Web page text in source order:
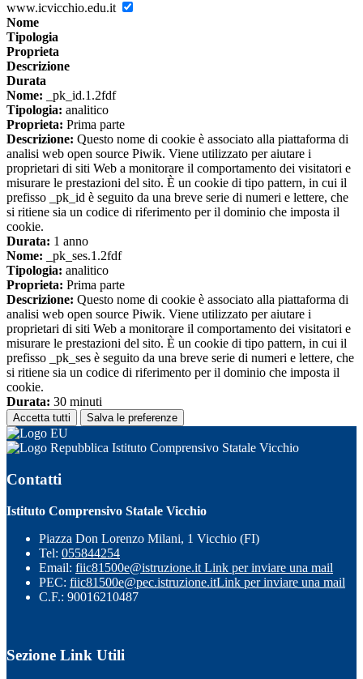
www.icvicchio.edu.it
Nome
Tipologia
Proprieta
Descrizione
Durata
Nome: _pk_id.1.2fdf
Tipologia: analitico
Proprieta: Prima parte
Descrizione: Questo nome di cookie è associato alla piattaforma di
analisi web open source Piwik. Viene utilizzato per aiutare i
proprietari di siti Web a monitorare il comportamento dei visitatori e
misurare le prestazioni del sito. È un cookie di tipo pattern, in cui il
prefisso _pk_id è seguito da una breve serie di numeri e lettere, che
si ritiene sia un codice di riferimento per il dominio che imposta il
cookie.
Durata: 1 anno
Nome: _pk_ses.1.2fdf
Tipologia: analitico
Proprieta: Prima parte
Descrizione: Questo nome di cookie è associato alla piattaforma di
analisi web open source Piwik. Viene utilizzato per aiutare i
proprietari di siti Web a monitorare il comportamento dei visitatori e
misurare le prestazioni del sito. È un cookie di tipo pattern, in cui il
prefisso _pk_ses è seguito da una breve serie di numeri e lettere, che
si ritiene sia un codice di riferimento per il dominio che imposta il
cookie.
Durata: 30 minuti
Accetta tutti Salva le preferenze
Istituto Comprensivo Statale Vicchio
Contatti
Istituto Comprensivo Statale Vicchio
Piazza Don Lorenzo Milani, 1 Vicchio (FI)
Tel: 055844254
Email: fiic81500e@istruzione.it Link per inviare una mail
PEC: fiic81500e@pec.istruzione.itLink per inviare una mail
C.F.: 90016210487
Sezione Link Utili